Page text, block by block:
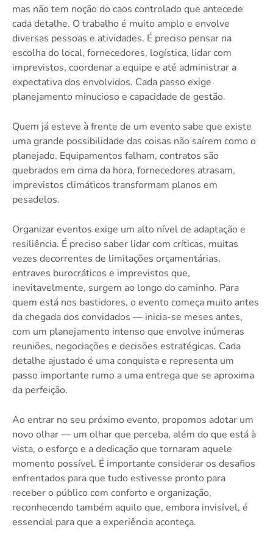
mas não tem noção do caos controlado que antecede
cada detalhe. O trabalho é muito amplo e envolve
diversas pessoas e atividades. É preciso pensar na
escolha do local, fornecedores, logística, lidar com
imprevistos, coordenar a equipe e até administrar a
expectativa dos envolvidos. Cada passo exige
planejamento minucioso e capacidade de gestão.
Quem já esteve à frente de um evento sabe que existe
uma grande possibilidade das coisas não saírem como o
planejado. Equipamentos falham, contratos são
quebrados em cima da hora, fornecedores atrasam,
imprevistos climáticos transformam planos em
pesadelos.
Organizar eventos exige um alto nível de adaptação e
resiliência. É preciso saber lidar com críticas, muitas
vezes decorrentes de limitações orçamentárias,
entraves burocráticos e imprevistos que,
inevitavelmente, surgem ao longo do caminho. Para
quem está nos bastidores, o evento começa muito antes
da chegada dos convidados — inicia-se meses antes,
com um planejamento intenso que envolve inúmeras
reuniões, negociações e decisões estratégicas. Cada
detalhe ajustado é uma conquista e representa um
passo importante rumo a uma entrega que se aproxima
da perfeição.
Ao entrar no seu próximo evento, propomos adotar um
novo olhar — um olhar que perceba, além do que está à
vista, o esforço e a dedicação que tornaram aquele
momento possível. É importante considerar os desafios
enfrentados para que tudo estivesse pronto para
receber o público com conforto e organização,
reconhecendo também aquilo que, embora invisível, é
essencial para que a experiência aconteça.